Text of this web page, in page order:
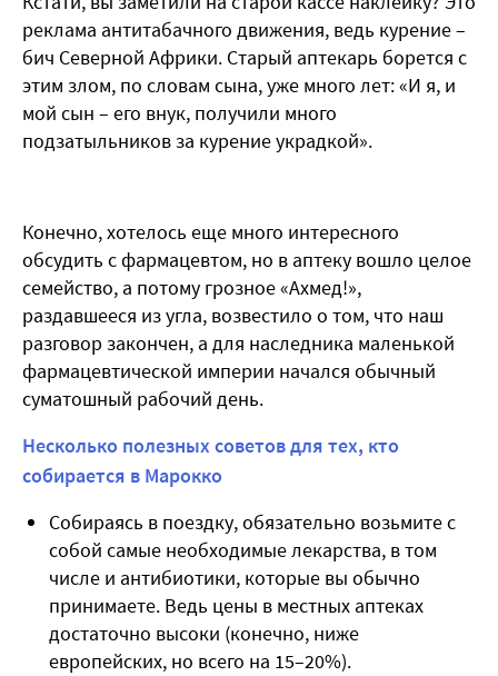
реклама антитабачного движения, ведь курение –
бич Северной Африки. Старый аптекарь борется с
этим злом, по словам сына, уже много лет: «И я, и
мой сын – его внук, получили много
подзатыльников за курение украдкой».
Конечно, хотелось еще много интересного
обсудить с фармацевтом, но в аптеку вошло целое
семейство, а потому грозное «Ахмед!»,
раздавшееся из угла, возвестило о том, что наш
разговор закончен, а для наследника маленькой
фармацевтической империи начался обычный
суматошный рабочий день.
Несколько полезных советов для тех, кто
собирается в Марокко
Собираясь в поездку, обязательно возьмите с
собой самые необходимые лекарства, в том
числе и антибиотики, которые вы обычно
принимаете. Ведь цены в местных аптеках
достаточно высоки (конечно, ниже
европейских, но всего на 15–20%).